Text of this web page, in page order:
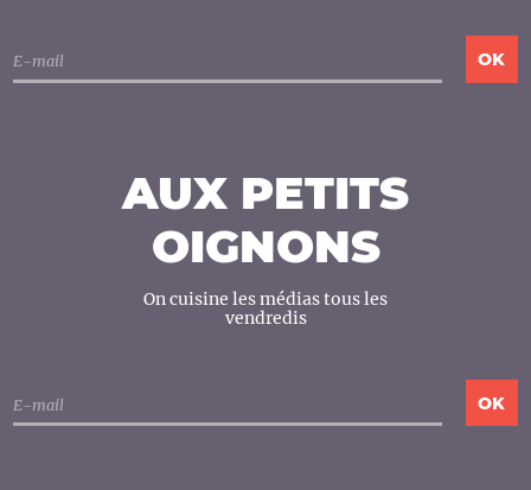
AUX PETITS
OIGNONS
On cuisine les médias tous les
vendredis